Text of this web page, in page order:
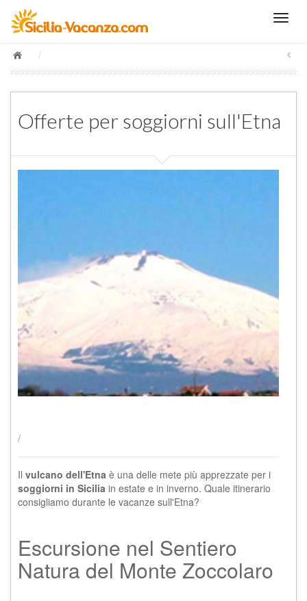
/
Offerte per soggiorni sull'Etna
/
Il vulcano dell'Etna è una delle mete più apprezzate per i
soggiorni in Sicilia in estate e in inverno. Quale itinerario
consigliamo durante le vacanze sull'Etna?
Escursione nel Sentiero
Natura del Monte Zoccolaro